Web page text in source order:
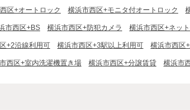
区+オートロック 横浜市西区+モニタ付オートロック
市西区+BS 横浜市西区+防犯カメラ 横浜市西区+ネッ
+2沿線利用可 横浜市西区+3駅以上利用可 横浜市西区
西区+室内洗濯機置き場 横浜市西区+分譲賃貸 横浜市